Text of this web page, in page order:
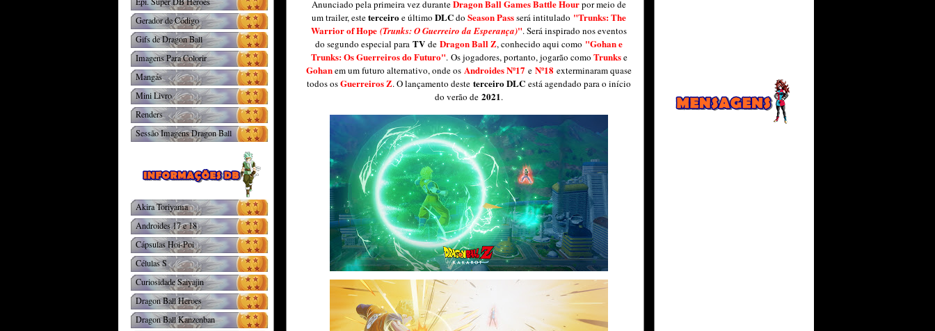
Anunciado pela primeira vez duranteDragon Ball Games Battle Hourpor meio de
um trailer, esteterceiroe último DLCdo Season Passserá intitulado "Trunks: The
Warrior of Hope (Trunks: O Guerreiro da Esperança)". Será inspirado nos eventos
do segundo especial para TV de Dragon Ball Z, conhecido aqui como "Gohan e
Trunks: Os Guerreiros do Futuro". Os jogadores, portanto, jogarão como Trunkse
Gohanem um futuro alternativo, onde os Androides Nº17 e Nº18 exterminaram quase
todos osGuerreiros Z. O lançamento deste terceiro DLC está agendado para o início
do verão de 2021.
Gerador de Código
Gifs de Dragon Ball
Imagens Para Colorir
Mangás
Mini Livro
Renders
Sessão Imagens Dragon Ball
Akira Toriyama
Androides 17 e 18
Cápsulas Hoi-Poi
Células S
Curiosidade Saiyajin
Dragon Ball Heroes
Dragon Ball Kanzenban